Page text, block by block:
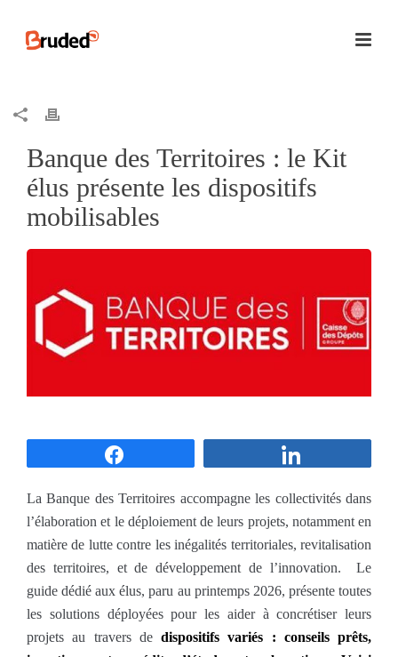
Banque des Territoires : le Kit
élus présente les dispositifs
mobilisables
La Banque des Territoires accompagne les collectivités dans
l’élaboration et le déploiement de leurs projets, notamment en
matière de lutte contre les inégalités territoriales, revitalisation
des territoires, et de développement de l’innovation. Le
guide dédié aux élus, paru au printemps 2026, présente toutes
les solutions déployées pour les aider à concrétiser leurs
projets au travers de dispositifs variés : conseils prêts,